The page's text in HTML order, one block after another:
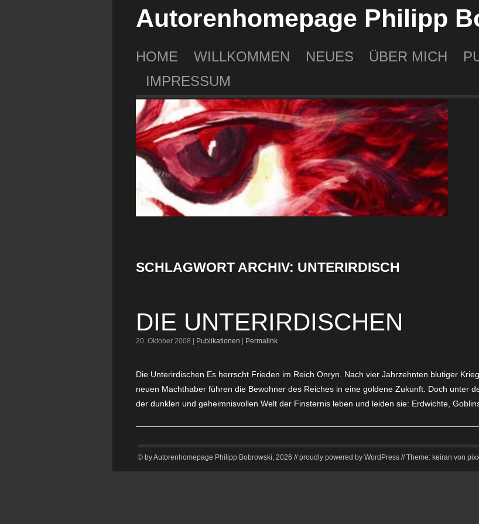
Autorenhomepage Philipp
HOME WILLKOMMEN NEUES ÜBER MICH
IMPRESSUM
SCHLAGWORT ARCHIV: UNTERIRDISCH
DIE UNTERIRDISCHEN
20. Oktober 2008 | Publikationen Permalink
Die Unterirdischen Es herrscht Frieden im Reich Onryn. Nach vier Jahrzehnten blutiger
neuen Machthaber führen die Bewohner des Reiches in eine goldene Zukunft. Doch unter
der dunklen und geheimnisvollen Welt der Finsternis leben und leiden sie: Erdwichte,
© by Autorenhomepage Philipp Bobrowski, 2026 // proudly powered by WordPress // Theme: keiran von